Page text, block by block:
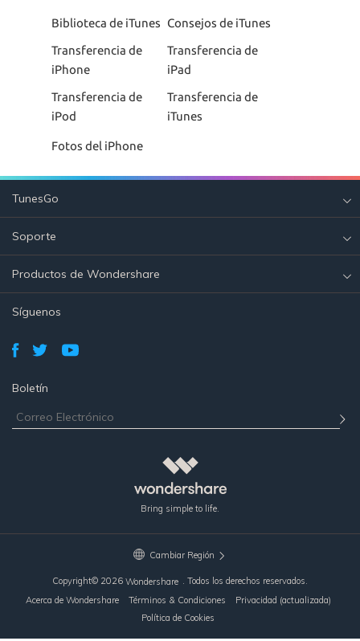
Biblioteca de iTunes Consejos de iTunes
Transferencia de
iPhone
Transferencia de
iPad
Transferencia de
iPod
Transferencia de
iTunes
Fotos del iPhone
Bring simple to life.
TunesGo
Soporte
Productos de Wondershare
Síguenos
Boletín
Cambiar Región
Copyright© 2026 Wondershare
. Todos los derechos reservados.
Acerca de Wondershare
Términos & Condiciones
Privacidad (actualizada)
Política de Cookies